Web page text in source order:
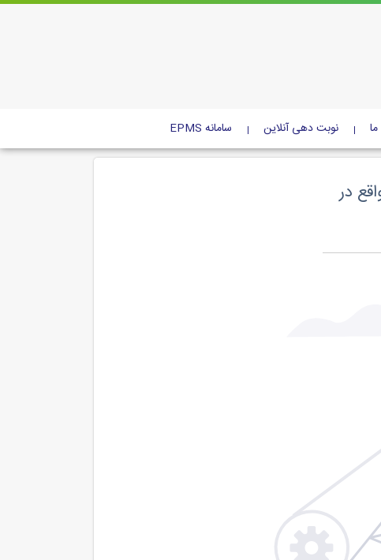
نوبت دهی آنلاین سامانه EPMS
در